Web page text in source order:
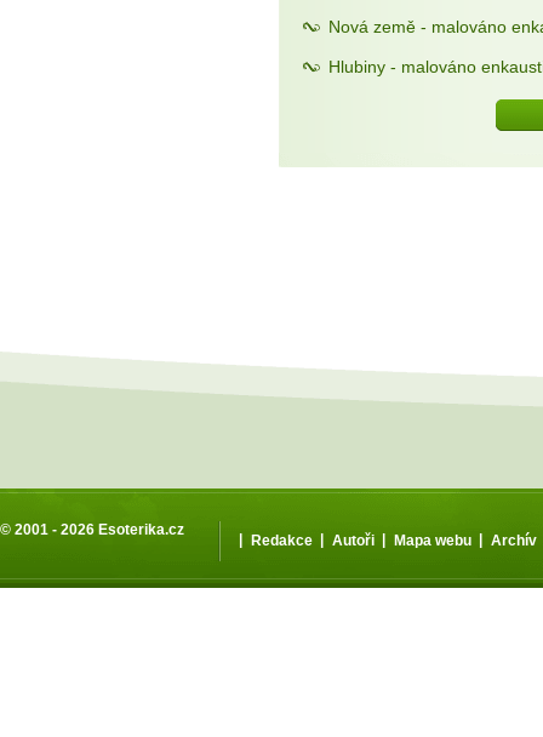
Nová země - malováno
Hlubiny - malováno
© 2001 - 2026 Esoterika.cz
| Redakce | Autoři | Mapa webu | Archív